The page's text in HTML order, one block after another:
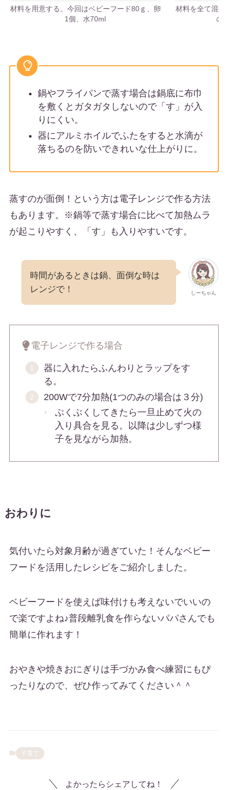
材料を用意する。今回はベビーフード80ｇ、卵
1個、水70ml
材料を全て混ぜ
の
鍋やフライパンで蒸す場合は鍋底に布巾
を敷くとガタガタしないので「す」が入
りにくい。
器にアルミホイルでふたをすると水滴が
落ちるのを防いできれいな仕上がりに。
蒸すのが面倒！という方は電子レンジで作る方法
もあります。※鍋等で蒸す場合に比べて加熱ムラ
が起こりやすく、「す」も入りやすいです。
しーちゃん
時間があるときは鍋、面倒な時は
レンジで！
電子レンジで作る場合
器に入れたらふんわりとラップをす
る。
200Wで7分加熱(1つのみの場合は３分)
ぶくぶくしてきたら一旦止めて火の
入り具合を見る。以降は少しずつ様
子を見ながら加熱。
おわりに
気付いたら対象月齢が過ぎていた！そんなベビー
フードを活用したレシピをご紹介しました。
ベビーフードを使えば味付けも考えないでいいの
で楽ですよね♪普段離乳食を作らないパパさんでも
簡単に作れます！
おやきや焼きおにぎりは手づかみ食べ練習にもぴ
ったりなので、ぜひ作ってみてください＾＾
子育て
よかったらシェアしてね！